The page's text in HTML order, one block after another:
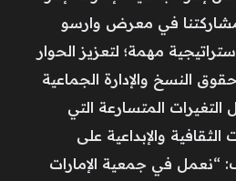
في معرض وارسو
مهمة؛ لتعزيز الحوار
النسخ والإدارة الجماعية
المتسارعة التي
والإبداعية على
“نعمل في جمعية الإمارات